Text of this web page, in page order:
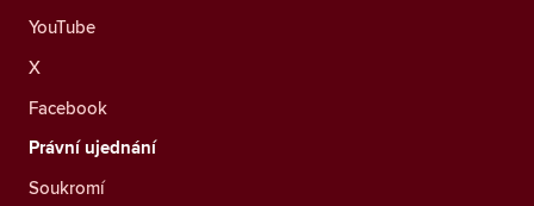
YouTube
X
Facebook
Právní ujednání
Soukromí